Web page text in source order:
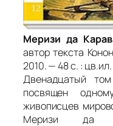
Меризи да
автор текста
2010. — 48 с. :
Двенадцатый
посвящен
живописцев
Меризи да